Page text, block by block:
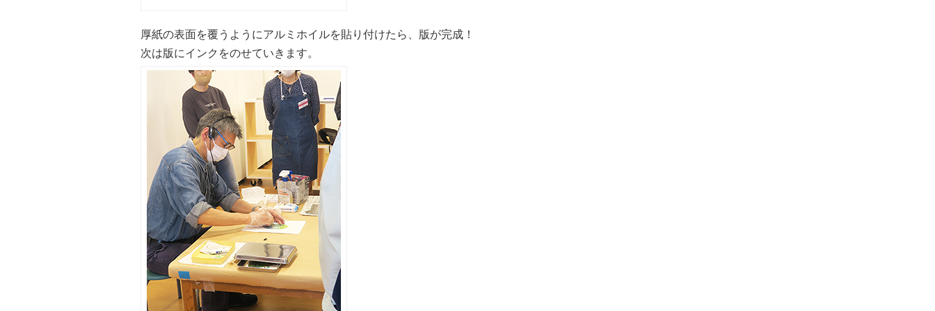
厚紙の表面を覆うようにアルミホイルを貼り付けたら、版が完成！
次は版にインクをのせていきます。